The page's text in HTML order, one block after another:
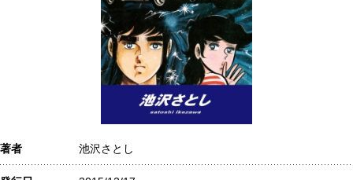
著者 池沢さとし